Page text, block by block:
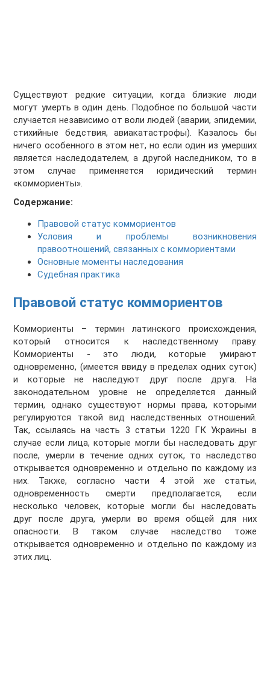
Существуют редкие ситуации, когда близкие люди
могут умерть в один день. Подобное по большой части
случается независимо от воли людей (аварии, эпидемии,
стихийные бедствия, авиакатастрофы). Казалось бы
ничего особенного в этом нет, но если один из умерших
является наследодателем, а другой наследником, то в
этом случае применяется юридический термин
«коммориенты».
Содержание:
Правовой статус коммориентов
Условия и проблемы возникновения
правоотношений, связанных с коммориентами
Основные моменты наследования
Судебная практика
Правовой статус коммориентов
Коммориенты – термин латинского происхождения,
который относится к наследственному праву.
Коммориенты - это люди, которые умирают
одновременно, (имеется ввиду в пределах одних суток)
и которые не наследуют друг после друга. На
законодательном уровне не определяется данный
термин, однако существуют нормы права, которыми
регулируются такой вид наследственных отношений.
Так, ссылаясь на часть 3 статьи 1220 ГК Украины в
случае если лица, которые могли бы наследовать друг
после, умерли в течение одних суток, то наследство
открывается одновременно и отдельно по каждому из
них. Также, согласно части 4 этой же статьи,
одновременность смерти предполагается, если
несколько человек, которые могли бы наследовать
друг после друга, умерли во время общей для них
опасности. В таком случае наследство тоже
открывается одновременно и отдельно по каждому из
этих лиц.